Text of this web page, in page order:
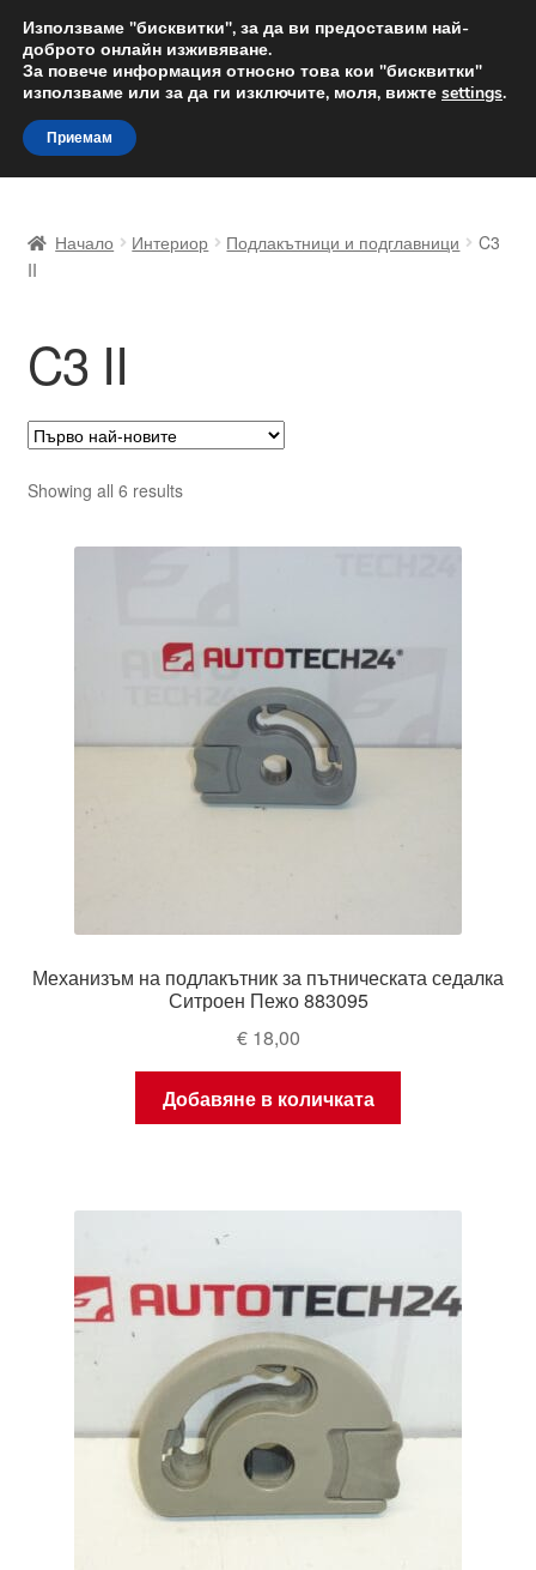
ДОСТАВКА от 12 лв.
Доставка по целия свят
Skip
to
navigation
Skip
to
content
Доставка по целия свят
За нас
Количка
Политика за поверителност
Правила и условия
Начало Интериор Подлакътници и подглавници
C3
II
C3 II
Showing all 6 resultsSorted
latest
Механизъм на подлакътник за пътническата седалка
Ситроен Пежо 883095
€18,00
Добавяне в количката
Използваме "бисквитки", за да ви предоставим най-
доброто онлайн изживяване.
За повече информация относно това кои "бисквитки"
използваме или за да ги изключите, моля, вижте settings.
Приемам